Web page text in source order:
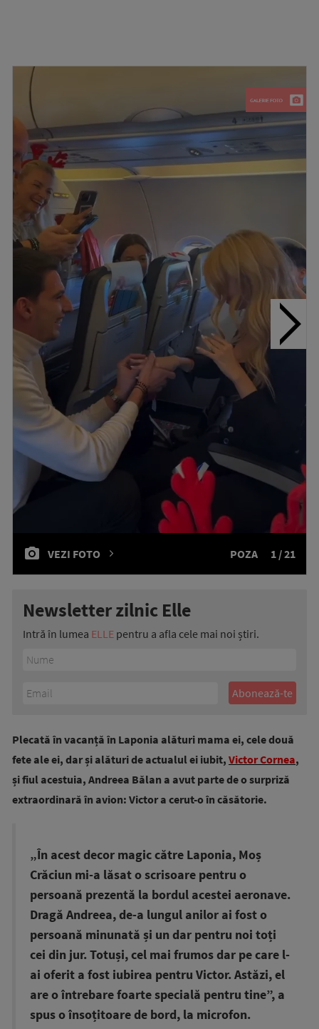
VEZI FOTO POZA 1 / 21
Newsletter zilnic Elle
Intră în lumea ELLE pentru a afla cele mai noi știri.
Plecată în vacanță în Laponia alături mama ei, cele două
fete ale ei, dar și alături de actualul ei iubit, Victor Cornea,
și fiul acestuia, Andreea Bălan a avut parte de o surpriză
extraordinară în avion: Victor a cerut-o în căsătorie.
„În acest decor magic către Laponia, Moș
Crăciun mi-a lăsat o scrisoare pentru o
persoană prezentă la bordul acestei aeronave.
Dragă Andreea, de-a lungul anilor ai fost o
persoană minunată și un dar pentru noi toți
cei din jur. Totuși, cel mai frumos dar pe care l-
ai oferit a fost iubirea pentru Victor. Astăzi, el
are o întrebare foarte specială pentru tine”, a
spus o însoțitoare de bord, la microfon.